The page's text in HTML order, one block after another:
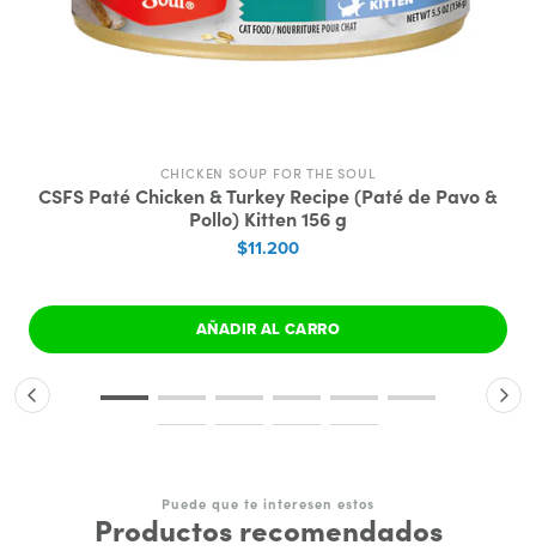
CHICKEN SOUP FOR THE SOUL
CSFS Paté Chicken & Turkey Recipe (Paté de Pavo &
Pollo) Kitten 156 g
$11.200
AÑADIR AL CARRO
Puede que te interesen estos
Productos recomendados